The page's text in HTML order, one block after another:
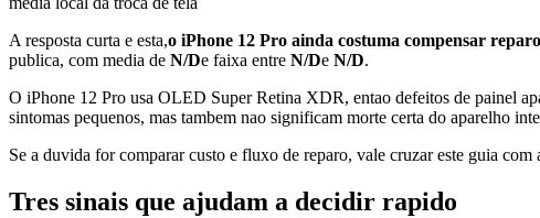
A resposta curta e esta,o iPhone 12 Pro ainda costuma compensar reparo
publica, com media de N/De faixa entre N/De N/D.
O iPhone 12 Pro usa OLED Super Retina XDR, entao defeitos de painel
sintomas pequenos, mas tambem nao significam morte certa do aparelho
Se a duvida for comparar custo e fluxo de reparo, vale cruzar este guia com
Tres sinais que ajudam a decidir rapido